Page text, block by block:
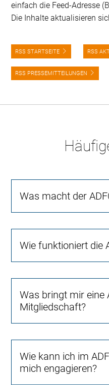
einfach die Feed-Adresse
Die Inhalte aktualisieren
RSS STARTSEITE RSS
RSS PRESSEMITTEILUNGEN
Was macht der
Wie funktioniert die
Was bringt mir eine
Mitgliedschaft?
Wie kann ich im
mich engagieren?